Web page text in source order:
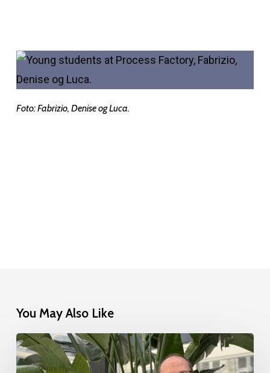
Foto: Fabrizio, Denise og Luca.
You May Also Like
Sådan
skaber